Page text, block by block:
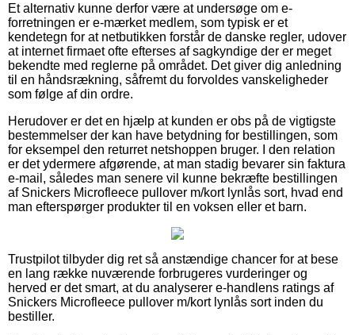
Et alternativ kunne derfor være at undersøge om e-
forretningen er e-mærket medlem, som typisk er et
kendetegn for at netbutikken forstår de danske regler, udover
at internet firmaet ofte efterses af sagkyndige der er meget
bekendte med reglerne på området. Det giver dig anledning
til en håndsrækning, såfremt du forvoldes vanskeligheder
som følge af din ordre.
Herudover er det en hjælp at kunden er obs på de vigtigste
bestemmelser der kan have betydning for bestillingen, som
for eksempel den returret netshoppen bruger. I den relation
er det ydermere afgørende, at man stadig bevarer sin faktura
e-mail, således man senere vil kunne bekræfte bestillingen
af Snickers Microfleece pullover m/kort lynlås sort, hvad end
man efterspørger produkter til en voksen eller et barn.
Trustpilot tilbyder dig ret så anstændige chancer for at bese
en lang række nuværende forbrugeres vurderinger og
herved er det smart, at du analyserer e-handlens ratings af
Snickers Microfleece pullover m/kort lynlås sort inden du
bestiller.